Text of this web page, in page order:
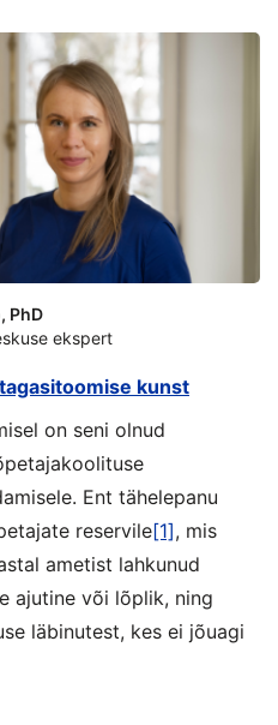
kunst
on seni olnud
Ent tähelepanu
reservile[1], mis
ametist lahkunud
ajutine või lõplik, ning
läbinutest, kes ei jõuagi
PhD
ekspert